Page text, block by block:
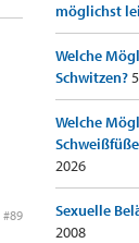
#89
möglichst
Welche
Schwitzen?
Welche
2026
Sexuelle
2008